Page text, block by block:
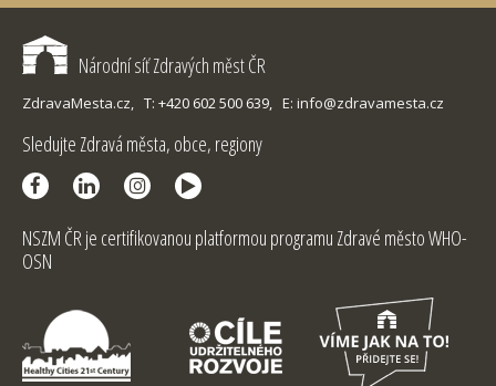
Národní síť Zdravých měst ČR
ZdravaMesta.cz, T: +420 602 500 639, E: info@zdravamesta.cz
Sledujte Zdravá města, obce, regiony
NSZM ČR je certifikovanou platformou programu Zdravé město WHO-
OSN